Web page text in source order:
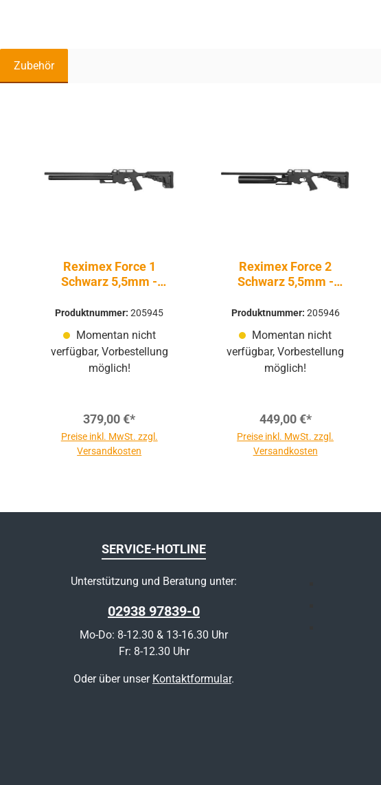
Zubehör
Reximex Force 1
Schwarz 5,5mm -
PCP
Produktnummer:205945
Momentan nicht
verfügbar, Vorbestellung
möglich!
379,00 €*
Preise inkl. MwSt. zzgl.
Versandkosten
Reximex Force 2
Schwarz 5,5mm -
PCP
Produktnummer: 205946
Momentan nicht
verfügbar, Vorbestellung
möglich!
449,00 €*
Preise inkl. MwSt. zzgl.
Versandkosten
SERVICE-HOTLINE
Unterstützung und Beratung unter:
02938 97839-0
Mo-Do: 8-12.30 & 13-16.30 Uhr
Fr: 8-12.30 Uhr
Oder über unser Kontaktformular.